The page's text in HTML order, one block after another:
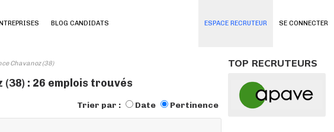
SE CONNECTER
BLOG CANDIDATS ESPACE RECRUTEUR
Chavanoz (38)
: 26 emplois trouvés
Trier par : Date Pertinence
TOP RECRUTEURS